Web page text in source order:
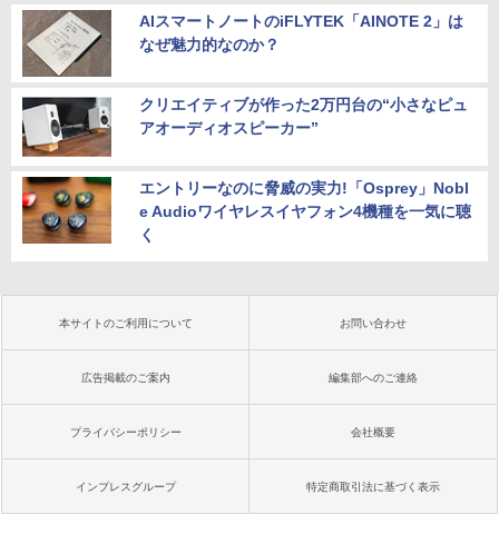
AIスマートノートのiFLYTEK「AINOTE 2」は
なぜ魅力的なのか？
クリエイティブが作った2万円台の“小さなピュ
アオーディオスピーカー”
エントリーなのに脅威の実力!「Osprey」Nobl
e Audioワイヤレスイヤフォン4機種を一気に聴
く
本サイトのご利用について お問い合わせ
広告掲載のご案内 編集部へのご連絡
プライバシーポリシー 会社概要
インプレスグループ 特定商取引法に基づく表示